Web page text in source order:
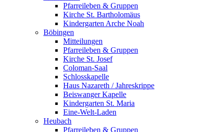
Pfarreileben & Gruppen
Kirche St. Bartholomäus
Kindergarten Arche Noah
Böbingen
Mitteilungen
Pfarreileben & Gruppen
Kirche St. Josef
Coloman-Saal
Schlosskapelle
Haus Nazareth / Jahreskrippe
Beiswanger Kapelle
Kindergarten St. Maria
Eine-Welt-Laden
Heubach
Pfarreileben & Gruppen